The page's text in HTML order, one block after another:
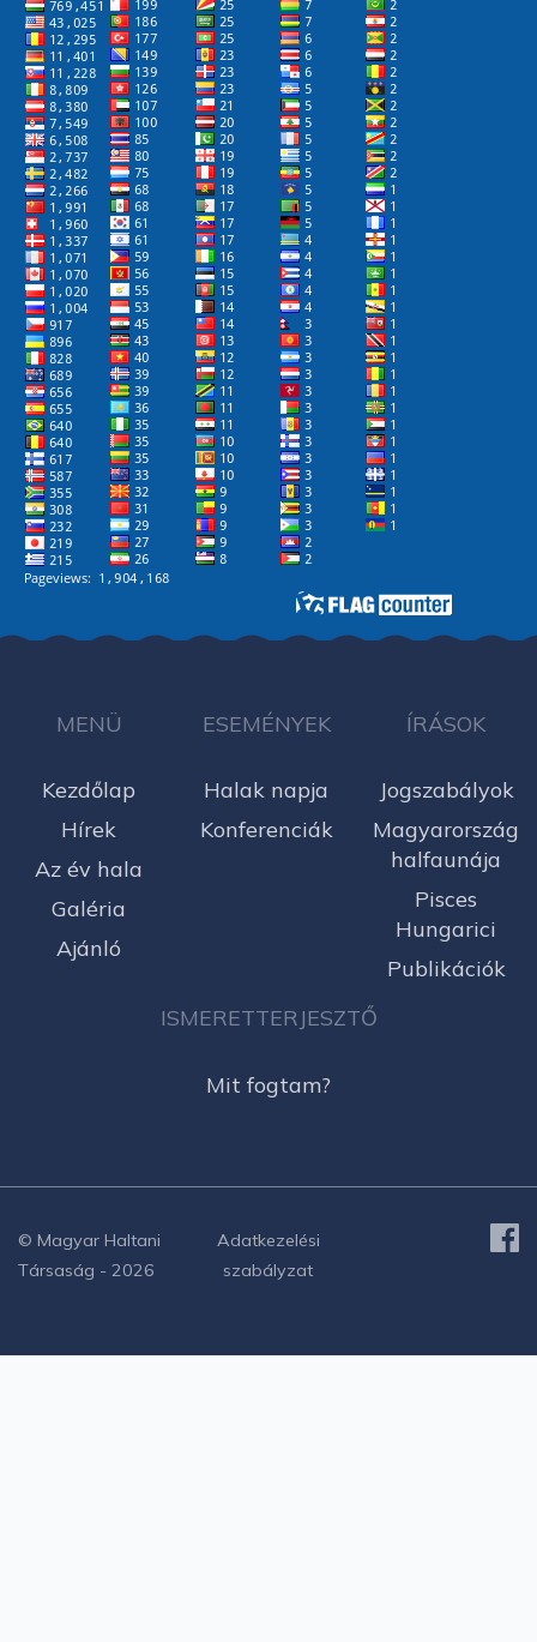
MENÜ
Kezdőlap
Hírek
Az év hala
Galéria
Ajánló
ESEMÉNYEK
Halak napja
Konferenciák
ÍRÁSOK
Jogszabályok
Magyarország
halfaunája
Pisces
Hungarici
Publikációk
ISMERETTERJESZTŐ
Mit fogtam?
© Magyar Haltani
Társaság - 2026
Adatkezelési
szabályzat